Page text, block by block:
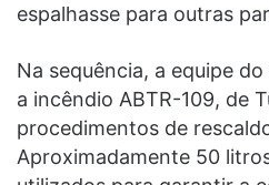
espalhasse para outras
Na sequência, a equipe
a incêndio ABTR-109, de
procedimentos de
Aproximadamente 50